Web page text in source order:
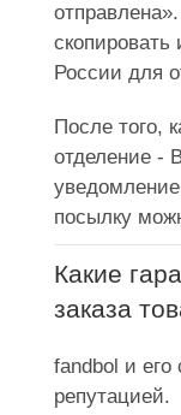
России для
После того,
отделение -
посылку
Какие
заказа
fandbol и его
репутацией.